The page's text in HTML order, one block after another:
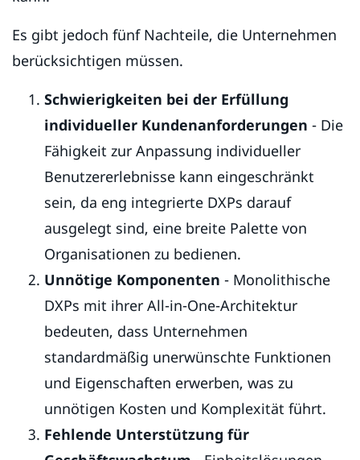
Es gibt jedoch fünf Nachteile, die Unternehmen
berücksichtigen müssen.
Schwierigkeiten bei der Erfüllung
individueller Kundenanforderungen - Die
Fähigkeit zur Anpassung individueller
Benutzererlebnisse kann eingeschränkt
sein, da eng integrierte DXPs darauf
ausgelegt sind, eine breite Palette von
Organisationen zu bedienen.
Unnötige Komponenten - Monolithische
DXPs mit ihrer All-in-One-Architektur
bedeuten, dass Unternehmen
standardmäßig unerwünschte Funktionen
und Eigenschaften erwerben, was zu
unnötigen Kosten und Komplexität führt.
Fehlende Unterstützung für